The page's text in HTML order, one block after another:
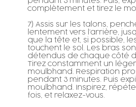
complètement et tirez le
7) Assis sur les talons,
lentement vers l’arrière,
que la tête et, si possible,
touchent le sol. Les bras
détendus de chaque côté
Tirez constamment un léger
moulbhand. Respiration
pendant 3 minutes. Puis
moulbhand. Inspirez,
fois, et relaxez-vous.